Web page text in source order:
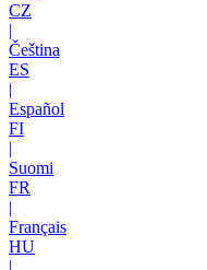
CZ
|
Čeština
ES
|
Español
FI
|
Suomi
FR
|
Français
HU